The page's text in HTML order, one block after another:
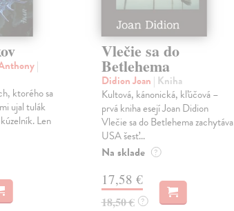
|
ktorého sa
ujal tulák
Len
Vlečie sa do
Betlehema
Didion Joan | Kniha
Kultová, kánonická, kľúčová –
prvá kniha esejí Joan Didion
Vlečie sa do Betlehema zachytáva
USA šesť...
Na sklade ?
17,58 €
18,50 € ?